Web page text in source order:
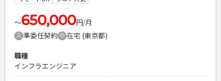
低1年以上
PHPを用いたWebサービスの開発経験4年以上
Laravelを用いた開発経験1年以上
エンジニア複数人のチームでの開発経験
〜650,000円/月
準委任契約
在宅 (東京都)
職種
インフラエンジニア